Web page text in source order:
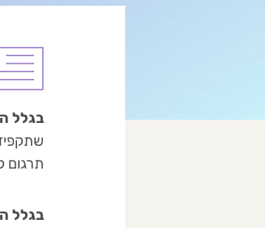
בגלל
תרגום
בגלל